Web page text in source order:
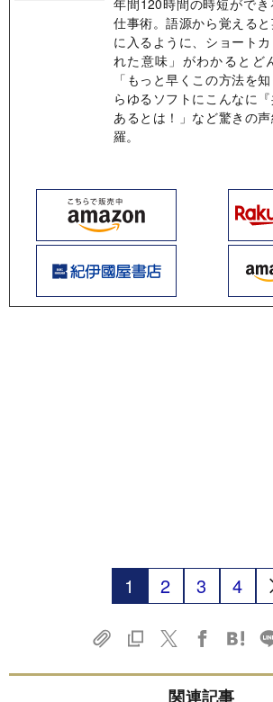
年間120時間の時短がで
仕事術。語源から覚える
に入るように、ショート
れた意味」がわかるとど
「もっと早くこの方法を
らゆるソフトにこんなに
あるとは！」など驚きの
羅。
1 2 3 4
関連記事